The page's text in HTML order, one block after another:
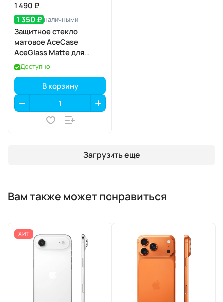
1 490 ₽
1 350 ₽ наличными
Защитное стекло
матовое AceCase
AceGlass Matte для
Apple iPhone 17 Pro Max
Доступно
В корзину
Загрузить еще
Вам также может понравиться
ХИТ